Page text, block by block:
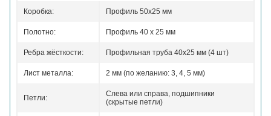
Коробка: Профиль 50x25 мм
Полотно: Профиль 40 x 25 мм
Ребра жёсткости: Профильная труба 40х25 мм (4 шт)
Лист металла: 2 мм (по желанию: 3, 4, 5 мм)
Петли:
Слева или справа, подшипники
(скрытые петли)